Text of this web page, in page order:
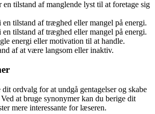
en tilstand af manglende lyst til at foretage sig
tilstand af træghed eller mangel på energi.
tilstand af træghed eller mangel på energi.
energi eller motivation til at handle.
af at være langsom eller inaktiv.
ordvalg for at undgå gentagelser og skabe
at bruge synonymer kan du berige dit
mere interessante for læseren.